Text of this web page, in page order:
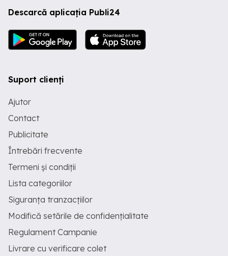
Descarcă aplicația Publi24
Suport clienți
Ajutor
Contact
Publicitate
Întrebări frecvente
Termeni și condiții
Lista categoriilor
Siguranța tranzacțiilor
Modifică setările de confidențialitate
Regulament Campanie
Livrare cu verificare colet